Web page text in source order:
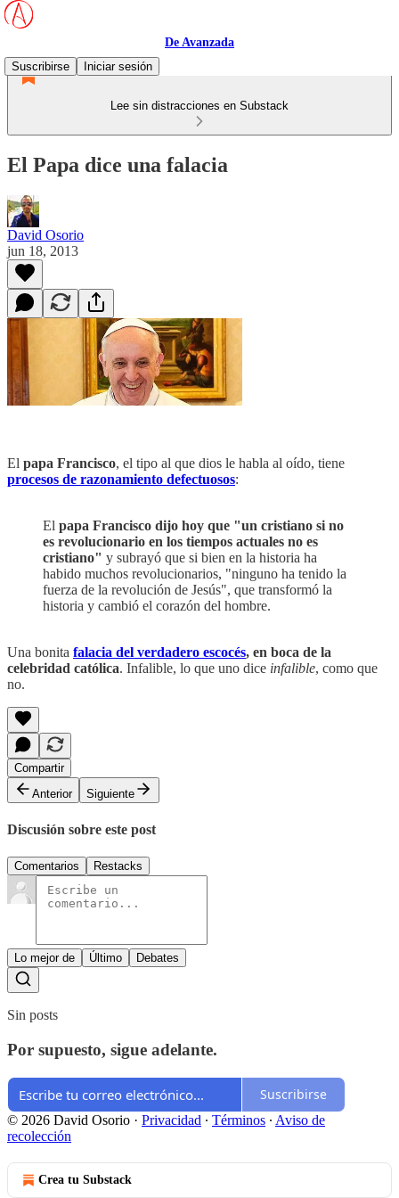
De Avanzada
Suscribirse
Iniciar sesión
Lee sin distracciones en Substack
El Papa dice una falacia
David Osorio
jun 18, 2013
El papa Francisco, el tipo al que dios le habla al oído, tiene
procesos de razonamiento defectuosos:
El papa Francisco dijo hoy que "un cristiano si no
es revolucionario en los tiempos actuales no es
cristiano" y subrayó que si bien en la historia ha
habido muchos revolucionarios, "ninguno ha tenido la
fuerza de la revolución de Jesús", que transformó la
historia y cambió el corazón del hombre.
Una bonita falacia del verdadero escocés, en boca de la
celebridad católica. Infalible, lo que uno dice infalible, como que
no.
Compartir
Anterior
Siguiente
Discusión sobre este post
Comentarios Restacks
Lo mejor de Último Debates
Sin posts
Por supuesto, sigue adelante.
Suscribirse
© 2026 David Osorio · Privacidad ∙ Términos ∙ Aviso de
recolección
Crea tu Substack